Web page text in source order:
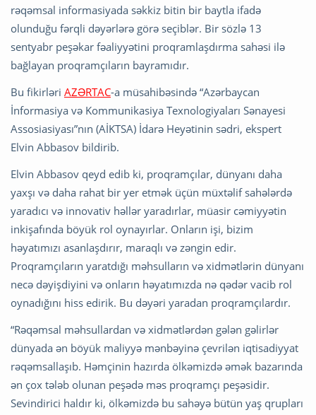
rəqəmsal informasiyada səkkiz bitin bir baytla ifadə
olunduğu fərqli dəyərlərə görə seçiblər. Bir sözlə 13
sentyabr peşəkar fəaliyyətini proqramlaşdırma sahəsi ilə
bağlayan proqramçıların bayramıdır.
Bu fikirləri AZƏRTAC-a müsahibəsində “Azərbaycan
İnformasiya və Kommunikasiya Texnologiyaları Sənayesi
Assosiasiyası”nın (AİKTSA) İdarə Heyətinin sədri, ekspert
Elvin Abbasov bildirib.
Elvin Abbasov qeyd edib ki, proqramçılar, dünyanı daha
yaxşı və daha rahat bir yer etmək üçün müxtəlif sahələrdə
yaradıcı və innovativ həllər yaradırlar, müasir cəmiyyətin
inkişafında böyük rol oynayırlar. Onların işi, bizim
həyatımızı asanlaşdırır, maraqlı və zəngin edir.
Proqramçıların yaratdığı məhsulların və xidmətlərin dünyanı
necə dəyişdiyini və onların həyatımızda nə qədər vacib rol
oynadığını hiss edirik. Bu dəyəri yaradan proqramçılardır.
“Rəqəmsal məhsullardan və xidmətlərdən gələn gəlirlər
dünyada ən böyük maliyyə mənbəyinə çevrilən iqtisadiyyat
rəqəmsallaşıb. Həmçinin hazırda ölkəmizdə əmək bazarında
ən çox tələb olunan peşədə məs proqramçı peşəsidir.
Sevindirici haldır ki, ölkəmizdə bu sahəyə bütün yaş qrupları